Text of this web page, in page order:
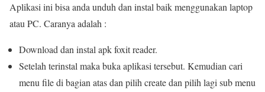
Aplikasi ini bisa anda unduh dan instal baik menggunakan laptop
atau PC. Caranya adalah :
Download dan instal apk foxit reader.
Setelah terinstal maka buka aplikasi tersebut. Kemudian cari
menu file di bagian atas dan pilih create dan pilih lagi sub menu